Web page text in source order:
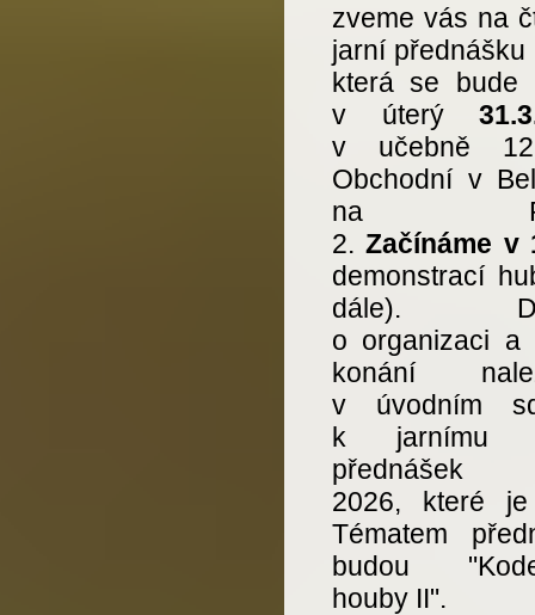
zveme vás na
jarní přednášku
která se bude
v úterý
v učebně
Obchodní v
na
2.Začínáme v
demonstrací
dále).
o organizaci a
konání
v úvodním
k jarnímu
přednášek
2026, které
Tématem
budou
houby II".